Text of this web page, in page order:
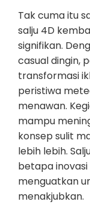
Tak cuma itu
salju 4D
signifikan.
casual dingin,
transformasi
peristiwa
menawan.
mampu
konsep sulit
lebih lebih.
betapa
menguatkan
menakjubkan.